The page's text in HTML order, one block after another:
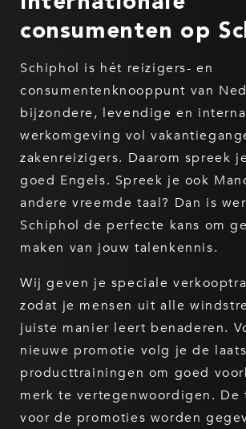
consumenten op
Schiphol is hét reizigers- en
consumentenknooppunt van
bijzondere, levendige en
werkomgeving vol
zakenreizigers. Daarom spreek
goed Engels. Spreek je ook
andere vreemde taal? Dan is
Schiphol de perfecte kans om
maken van jouw talenkennis.
Wij geven je speciale
zodat je mensen uit alle
juiste manier leert benaderen.
nieuwe promotie volg je de
producttrainingen om goed
merk te vertegenwoordigen. De
voor de promoties worden